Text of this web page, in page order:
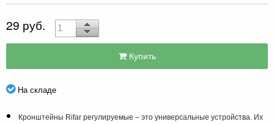
29 руб.
Купить
На складе
Кронштейны Rifar регулируемые – это универсальные устройства. Их